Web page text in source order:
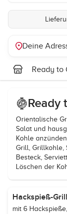
Deine
Ready to
Ready
Orientalische
Salat und
Kohle
Grill, Grillkohle,
Besteck,
Löschen der
Hackspieß-
mit 6